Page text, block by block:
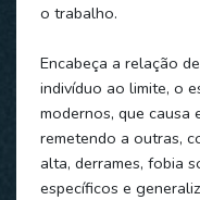
o trabalho.
Encabeça a relação
indivíduo ao limite, o
modernos, que causa
remetendo a outras,
alta, derrames, fobia
específicos e